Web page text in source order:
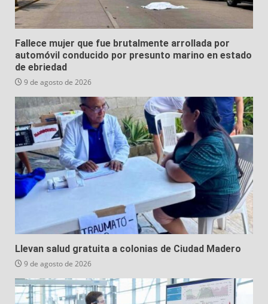
Fallece mujer que fue brutalmente arrollada por
automóvil conducido por presunto marino en estado
de ebriedad
9 de agosto de 2026
Llevan salud gratuita a colonias de Ciudad Madero
9 de agosto de 2026